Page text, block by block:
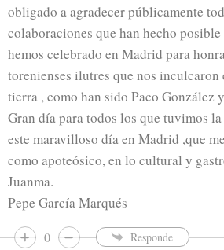
obligado a agradecer públicamente
colaboraciones que han hecho
hemos celebrado en Madrid para
torenienses ilutres que nos inculcaron
tierra , como han sido Paco González
Gran día para todos los que tuvimos
este maravilloso día en Madrid ,que
como apoteósico, en lo cultural y
Juanma.
Pepe García Marqués
0 Responde